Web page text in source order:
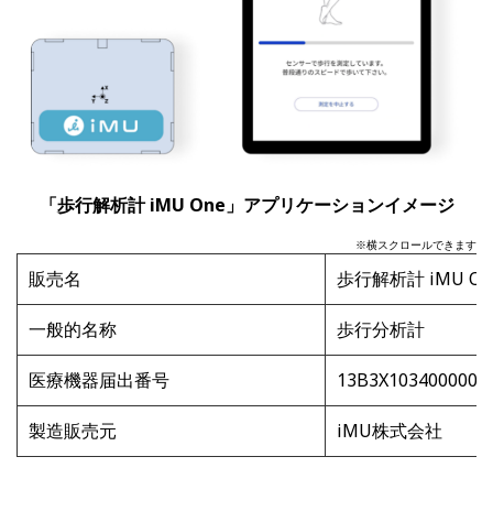
「歩行解析計 iMU One」アプリケーションイメージ
※横スクロールできます
販売名 歩行解析計 iMU
一般的名称 歩行分析計
医療機器届出番号
製造販売元 iMU株式会社